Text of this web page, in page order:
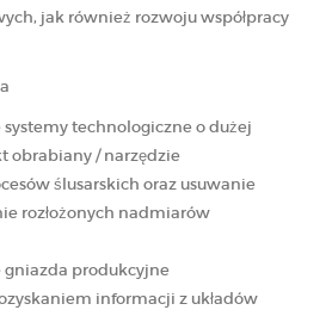
jak również rozwoju współpracy
technologiczne o dużej
obrabiany / narzędzie
ślusarskich oraz usuwanie
rozłożonych nadmiarów
produkcyjne
informacji z układów